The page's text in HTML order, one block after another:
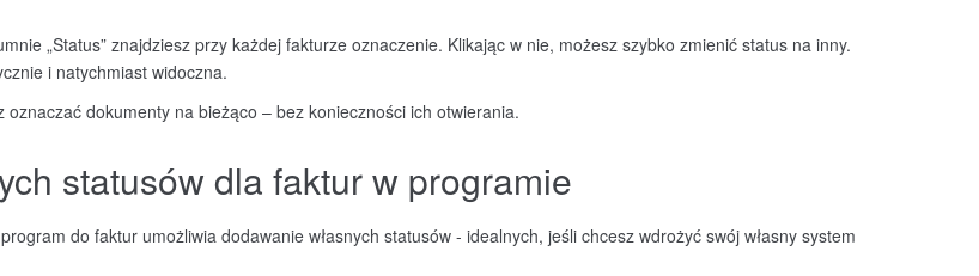
„Status” znajdziesz przy każdej fakturze oznaczenie. Klikając w nie, możesz szybko zmienić status na inny.
i natychmiast widoczna.
dokumenty na bieżąco – bez konieczności ich otwierania.
statusów dla faktur w programie
do faktur umożliwia dodawanie własnych statusów - idealnych, jeśli chcesz wdrożyć swój własny system